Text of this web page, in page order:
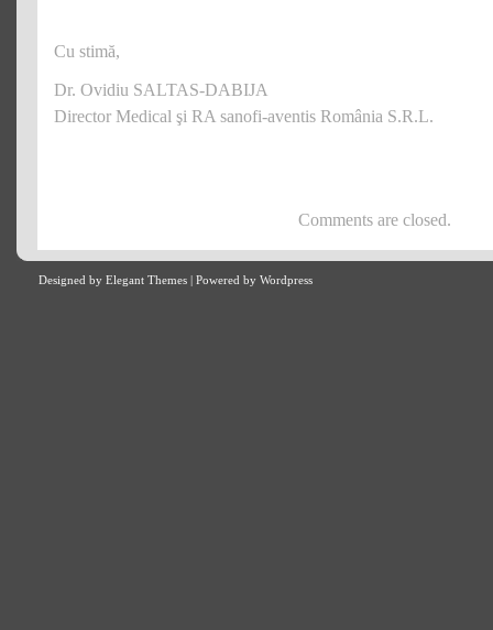
Cu stimă,
Dr. Ovidiu SALTAS-DABIJA
Director Medical şi RA sanofi-aventis România S.R.L.
Comments are closed.
Designed by Elegant Themes | Powered by Wordpress